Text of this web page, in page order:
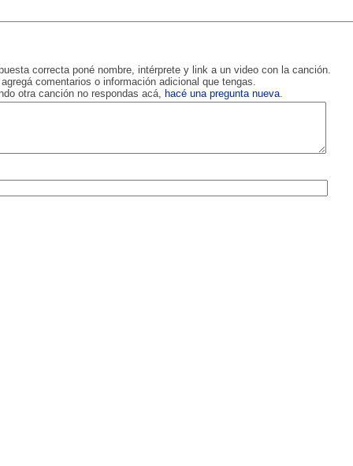
correcta poné nombre, intérprete y link a un video con la canción.
comentarios o información adicional que tengas.
otra canción no respondas acá, hacé una pregunta nueva.